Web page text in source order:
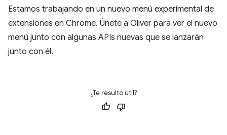
Estamos trabajando en un nuevo menú experimental de
extensiones en Chrome. Únete a Oliver para ver el nuevo
menú junto con algunas APIs nuevas que se lanzarán
junto con él.
¿Te resultó útil?